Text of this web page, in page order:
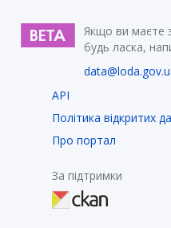
Якщо ви маєте
будь ласка,
API
Політика відкритих
Про портал
За підтримки